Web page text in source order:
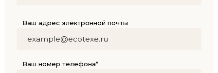
Ваш адрес электронной почты
Ваш номер телефона*